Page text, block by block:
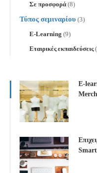
Σε προσφορά (8)
Τύπος σεμιναρίου (3)
E-Learning (9)
Εταιρικές εκπαιδεύσεις
E-